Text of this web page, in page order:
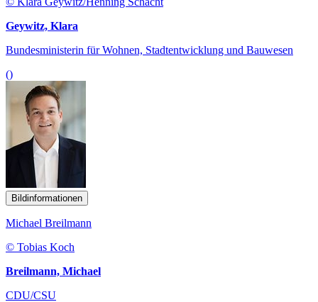
Geywitz, Klara
Bundesministerin für Wohnen, Stadtentwicklung und Bauwesen
()
Bildinformationen
Michael Breilmann
© Tobias Koch
Breilmann, Michael
CDU/CSU